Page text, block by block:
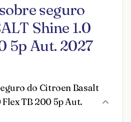
seguro
Shine 1.0
5p Aut. 2027
do Citroen Basalt
Flex TB 200 5p Aut.